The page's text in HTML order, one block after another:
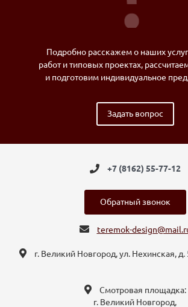
Подробно расскажем о наших
работ и типовых проектах,
и подготовим индивидуальное
Задать вопрос
+7 (8162) 55-77-12
Обратный звонок
teremok-
г. Великий Новгород, ул. Нехинская, д.
Смотровая площадка:
г. Великий Новгород,